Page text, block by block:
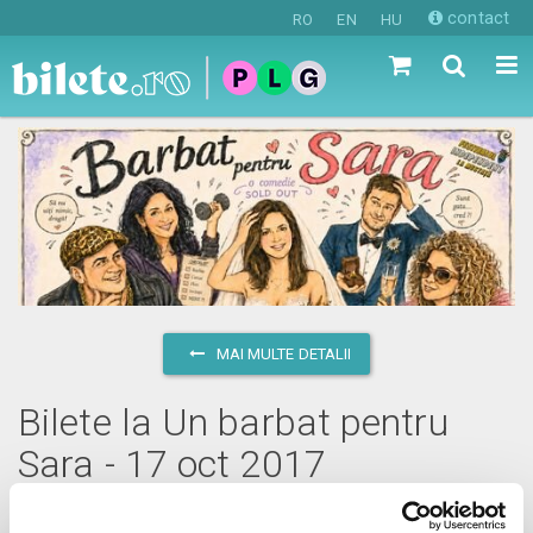
RO EN HU contact
MAI MULTE DETALII
Bilete la Un barbat pentru
Sara - 17 oct 2017